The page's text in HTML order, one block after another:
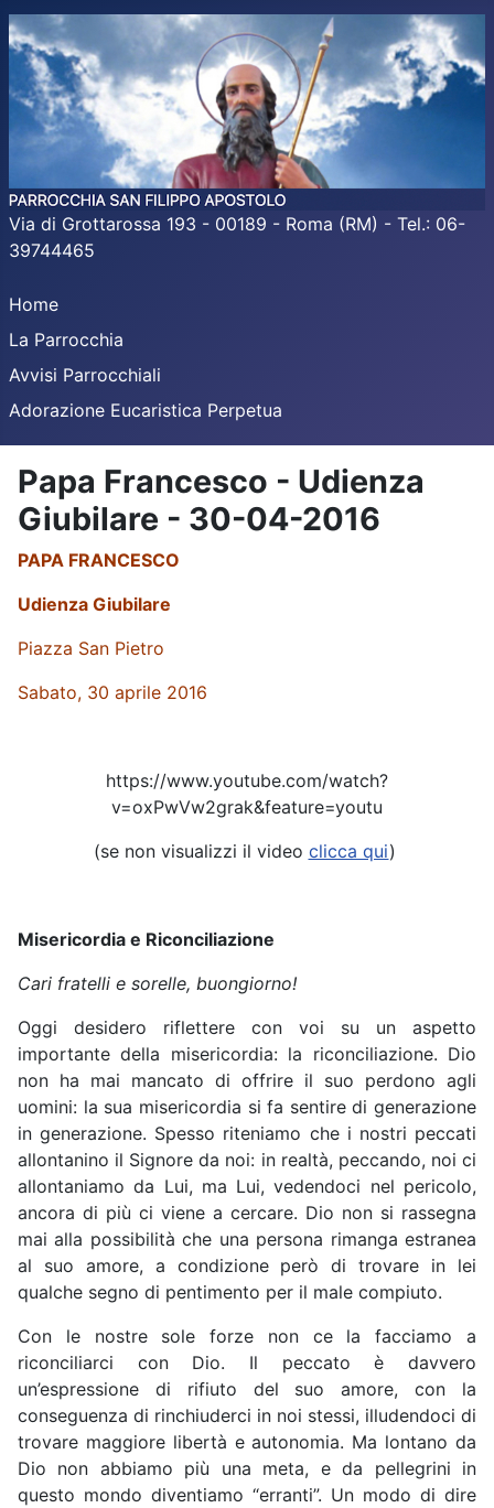
Via di Grottarossa 193 - 00189 - Roma (RM) - Tel.: 06-
39744465
Home
La Parrocchia
Avvisi Parrocchiali
Adorazione Eucaristica Perpetua
Papa Francesco - Udienza
Giubilare - 30-04-2016
PAPA FRANCESCO
Udienza Giubilare
Piazza San Pietro
Sabato, 30 aprile 2016
https://www.youtube.com/watch?
v=oxPwVw2grak&feature=youtu
(se non visualizzi il video clicca qui)
Misericordia e Riconciliazione
Cari fratelli e sorelle, buongiorno!
Oggi desidero riflettere con voi su un aspetto
importante della misericordia: la riconciliazione. Dio
non ha mai mancato di offrire il suo perdono agli
uomini: la sua misericordia si fa sentire di generazione
in generazione. Spesso riteniamo che i nostri peccati
allontanino il Signore da noi: in realtà, peccando, noi ci
allontaniamo da Lui, ma Lui, vedendoci nel pericolo,
ancora di più ci viene a cercare. Dio non si rassegna
mai alla possibilità che una persona rimanga estranea
al suo amore, a condizione però di trovare in lei
qualche segno di pentimento per il male compiuto.
Con le nostre sole forze non ce la facciamo a
riconciliarci con Dio. Il peccato è davvero
un’espressione di rifiuto del suo amore, con la
conseguenza di rinchiuderci in noi stessi, illudendoci di
trovare maggiore libertà e autonomia. Ma lontano da
Dio non abbiamo più una meta, e da pellegrini in
questo mondo diventiamo “erranti”. Un modo di dire